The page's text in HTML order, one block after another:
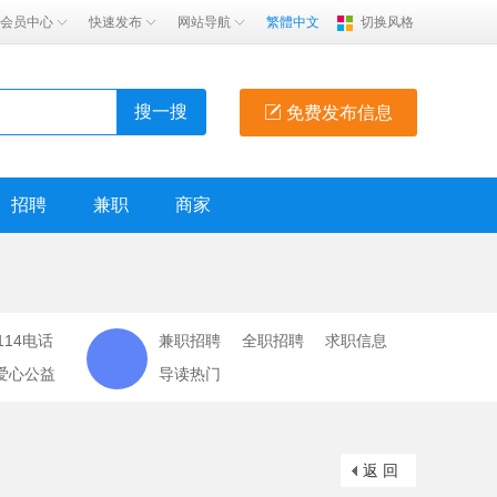
会员中心 快速发布 网站导航 繁體中文 切换风格
免费发布信息
搜一搜
招聘 兼职 商家
电话
心公益
兼职招聘 全职招聘
求职信息
导读热门
返 回